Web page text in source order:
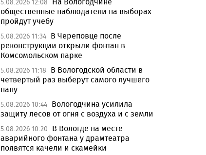
5.08.2026 12:08
общественные наблюдатели на выборах
пройдут учебу
5.08.2026 11:34 В Череповце после
реконструкции открыли фонтан в
Комсомольском парке
5.08.2026 11:18
В Вологодской области в
четвертый раз выберут самого лучшего
папу
5.08.2026 10:44 Вологодчина усилила
защиту лесов от огня с воздуха и с земли
5.08.2026 10:20
В Вологде на месте
аварийного фонтана у драмтеатра
появятся качели и скамейки